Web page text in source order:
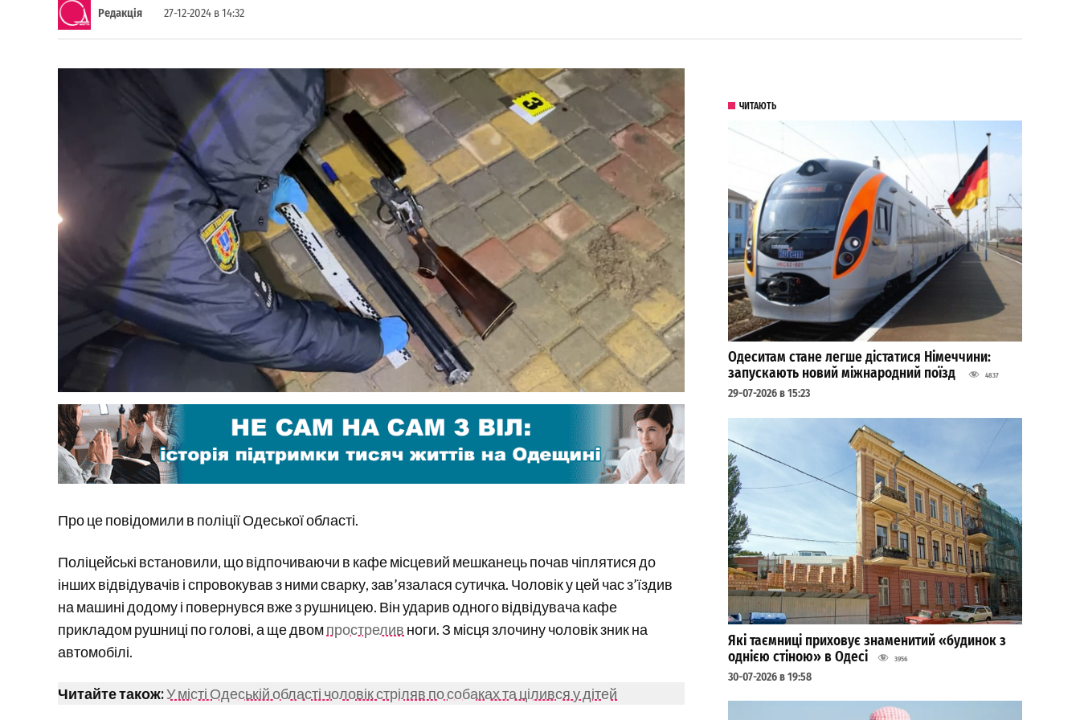
Редакція 27-12-2024 в 14:32
Про це повідомили в поліції Одеської області.
Поліцейські встановили, що відпочиваючи в кафе місцевий мешканець почав чіплятися до
інших відвідувачів і спровокував з ними сварку, зав’язалася сутичка. Чоловік у цей час з’їздив
на машині додому і повернувся вже з рушницею. Він ударив одного відвідувача кафе
прикладом рушниці по голові, а ще двомпрострелив ноги. З місця злочину чоловік зник на
автомобілі.
Читайте також:У місті Одеській області чоловік стріляв по собаках та цілився у дітей
ЧИТАЮТЬ
Одеситам стане легше дістатися Німеччини:
запускають новий міжнародний поїзд
4837
29-07-2026 в 15:23
Які таємниці приховує знаменитий «будинок з
однією стіною» в Одесі
3956
30-07-2026 в 19:58